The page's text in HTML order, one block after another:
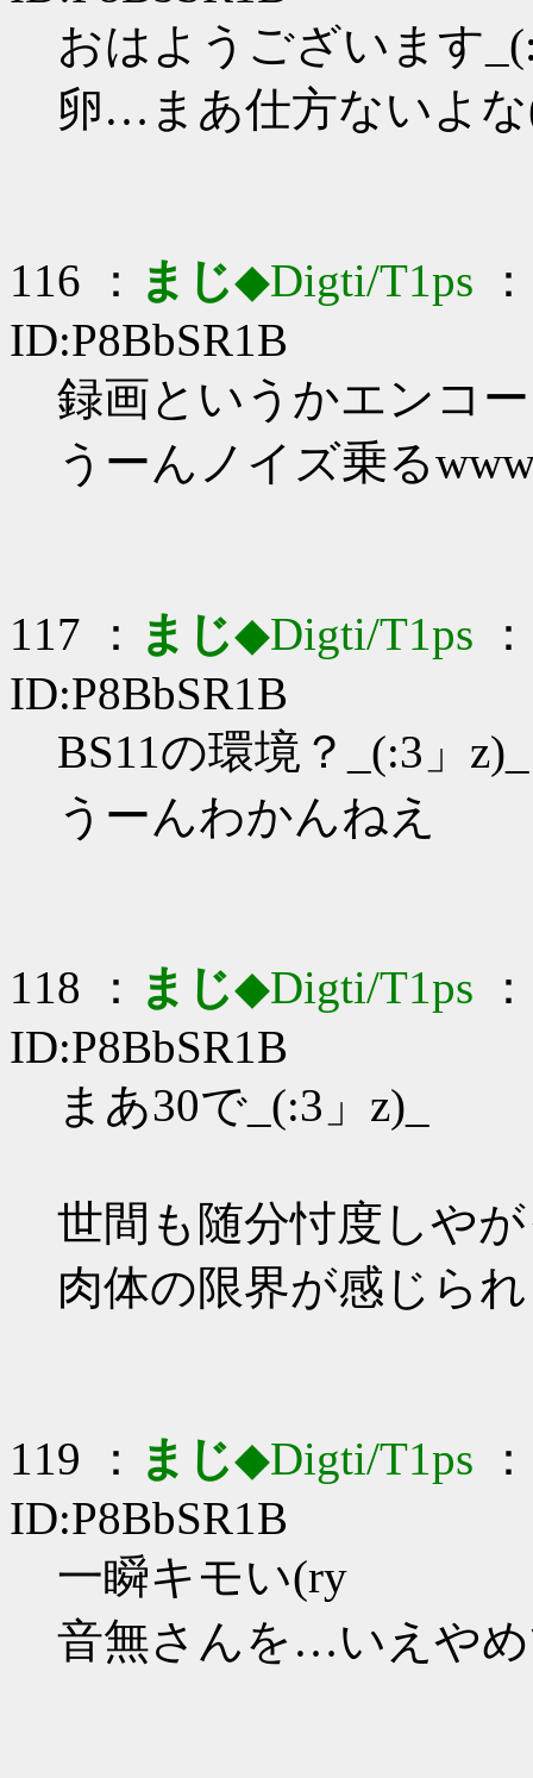
おはようございます
卵…まあ仕方ないよ
116 ： まじ◆Digti/T1ps
ID:P8BbSR1B
録画というかエンコ
うーんノイズ乗る
117 ： まじ◆Digti/T1ps
ID:P8BbSR1B
BS11の環境？_(:3」z)_
うーんわかんねえ
118 ： まじ◆Digti/T1ps
ID:P8BbSR1B
まあ30で_(:3」z)_
世間も随分忖度しや
肉体の限界が感じら
119 ： まじ◆Digti/T1ps
ID:P8BbSR1B
一瞬キモい(ry
音無さんを…いえや